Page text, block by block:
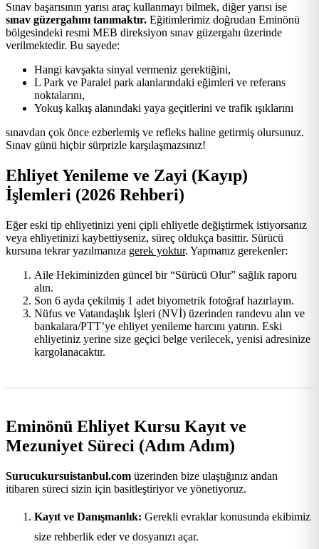
Sınav başarısının yarısı araç kullanmayı bilmek, diğer yarısı ise
sınav güzergahını tanımaktır. Eğitimlerimiz doğrudan Eminönü
bölgesindeki resmi MEB direksiyon sınav güzergahı üzerinde
verilmektedir. Bu sayede:
Hangi kavşakta sinyal vermeniz gerektiğini,
L Park ve Paralel park alanlarındaki eğimleri ve referans
noktalarını,
Yokuş kalkış alanındaki yaya geçitlerini ve trafik ışıklarını
sınavdan çok önce ezberlemiş ve refleks haline getirmiş olursunuz.
Sınav günü hiçbir sürprizle karşılaşmazsınız!
Ehliyet Yenileme ve Zayi (Kayıp)
İşlemleri (2026 Rehberi)
Eğer eski tip ehliyetinizi yeni çipli ehliyetle değiştirmek istiyorsanız
veya ehliyetinizi kaybettiyseniz, süreç oldukça basittir. Sürücü
kursuna tekrar yazılmanıza gerek yoktur. Yapmanız gerekenler:
Aile Hekiminizden güncel bir “Sürücü Olur” sağlık raporu
alın.
Son 6 ayda çekilmiş 1 adet biyometrik fotoğraf hazırlayın.
Nüfus ve Vatandaşlık İşleri (NVİ) üzerinden randevu alın ve
bankalara/PTT’ye ehliyet yenileme harcını yatırın. Eski
ehliyetiniz yerine size geçici belge verilecek, yenisi adresinize
kargolanacaktır.
Eminönü Ehliyet Kursu Kayıt ve
Mezuniyet Süreci (Adım Adım)
Surucukursuistanbul.com üzerinden bize ulaştığınız andan
itibaren süreci sizin için basitleştiriyor ve yönetiyoruz.
Kayıt ve Danışmanlık: Gerekli evraklar konusunda ekibimiz
size rehberlik eder ve dosyanızı açar.